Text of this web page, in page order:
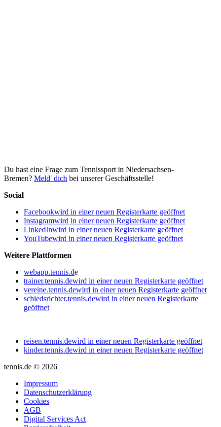
Du hast eine Frage zum Tennissport in Niedersachsen-
Bremen? Meld' dich bei unserer Geschäftsstelle!
Social
Facebookwird in einer neuen Registerkarte geöffnet
Instagramwird in einer neuen Registerkarte geöffnet
LinkedInwird in einer neuen Registerkarte geöffnet
YouTubewird in einer neuen Registerkarte geöffnet
Weitere Plattformen
webapp.tennis.de
trainer.tennis.dewird in einer neuen Registerkarte geöffnet
vereine.tennis.dewird in einer neuen Registerkarte geöffnet
schiedsrichter.tennis.dewird in einer neuen Registerkarte
geöffnet
reisen.tennis.dewird in einer neuen Registerkarte geöffnet
kinder.tennis.dewird in einer neuen Registerkarte geöffnet
tennis.de © 2026
Impressum
Datenschutzerklärung
Cookies
AGB
Digital Services Act